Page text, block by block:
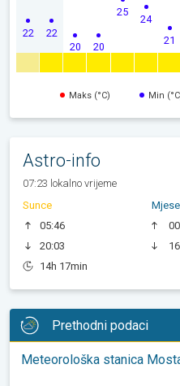
22 22
20 20
25
24
21
Maks (°C) Min
Astro-info
07:23 lokalno vrijeme
Sunce
05:46
20:03
14h 17min
Prethodni podaci
Meteorološka stanica